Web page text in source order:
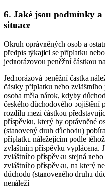
6. Jaké jsou podmínky
situace
Okruh oprávněných osob a
předpis týkající se příplatku
jednorázovou peněžní částkou
Jednorázová peněžní částka
částky příplatku nebo
osoba měla nárok, kdyby
českého důchodového pojištění
rozdílu mezi částkou
příspěvku, který by oprávněné
(stanovený druh důchodu)
příplatku náležejícím podle
zvláštním příspěvku vyplácena.
zvláštního příspěvku stejná
zvláštního příspěvku, na který
důchodu (stanoveného druhu
nenáleží.